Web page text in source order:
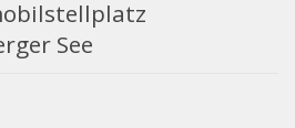
See